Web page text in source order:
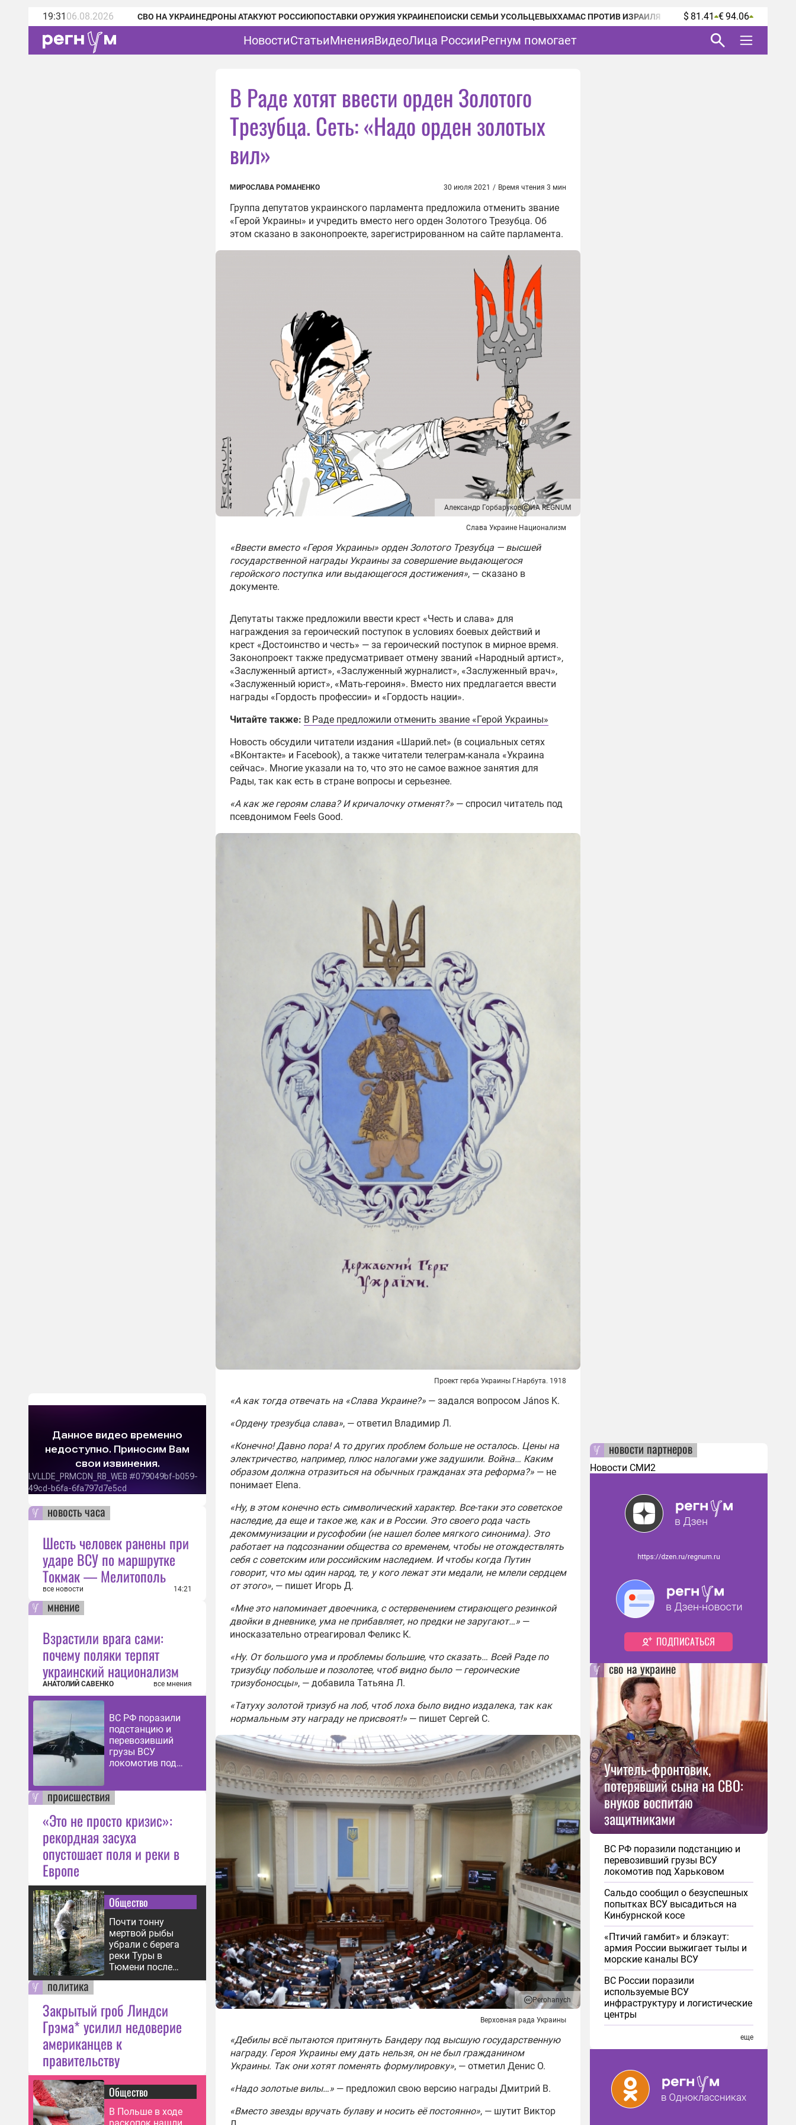
19:31 06.08.2026 СВО НА УКРАИНЕДРОНЫ АТАКУЮТ РОССИЮПОСТАВКИ ОРУЖИЯ УКРАИНЕПОИСКИ СЕМЬИ УСОЛЬЦЕВЫХХАМАС ПРОТИВ ИЗРАИЛЯ $ 81.41 € 94.06
НовостиСтатьиМненияВидеоЛица РоссииРегнум помогает
новость часа
Шесть человек ранены при
ударе ВСУ по маршрутке
Токмак — Мелитополь
все новости 14:21
мнение
Взрастили врага сами:
почему поляки терпят
украинский национализм
АНАТОЛИЙ САВЕНКО все мнения
ВС РФ поразили
подстанцию и
перевозивший
грузы ВСУ
локомотив под
происшествия
«Это не просто кризис»:
рекордная засуха
опустошает поля и реки в
Европе
Общество
Почти тонну
мертвой рыбы
убрали с берега
реки Туры в
Тюмени после
паводка
политика
Закрытый гроб Линдси
Грэма* усилил недоверие
американцев к
правительству
Общество
В Польше в ходе
В Раде хотят ввести орден Золотого
Трезубца. Сеть: «Надо орден золотых
вил»
МИРОСЛАВА РОМАНЕНКО 30 июля 2021 / Время чтения 3 мин
Группа депутатов украинского парламента предложила отменить звание
«Герой Украины» и учредить вместо него орден Золотого Трезубца. Об
этом сказано в законопроекте, зарегистрированном на сайте парламента.
Александр Горбаруков ИА REGNUM
Слава Украине Национализм
«Ввести вместо «Героя Украины» орден Золотого Трезубца — высшей
государственной награды Украины за совершение выдающегося
геройского поступка или выдающегося достижения», — сказано в
документе.
Депутаты также предложили ввести крест «Честь и слава» для
награждения за героический поступок в условиях боевых действий и
крест «Достоинство и честь» — за героический поступок в мирное время.
Законопроект также предусматривает отмену званий «Народный артист»,
«Заслуженный артист», «Заслуженный журналист», «Заслуженный врач»,
«Заслуженный юрист», «Мать-героиня». Вместо них предлагается ввести
награды «Гордость профессии» и «Гордость нации».
Читайте также: В Раде предложили отменить звание «Герой Украины»
Новость обсудили читатели издания «Шарий.net» (в социальных сетях
«ВКонтакте» и Facebook), а также читатели телеграм-канала «Украина
сейчас». Многие указали на то, что это не самое важное занятия для
Рады, так как есть в стране вопросы и серьезнее.
«А как же героям слава? И кричалочку отменят?» — спросил читатель под
псевдонимом Feels Good.
Проект герба Украины Г.Нарбута. 1918
«А как тогда отвечать на «Слава Украине?» — задался вопросом János K.
«Ордену трезубца слава», — ответил Владимир Л.
«Конечно! Давно пора! А то других проблем больше не осталось. Цены на
электричество, например, плюс налогами уже задушили. Война… Каким
образом должна отразиться на обычных гражданах эта реформа?» — не
понимает Elena.
«Ну, в этом конечно есть символический характер. Все-таки это советское
наследие, да еще и такое же, как и в России. Это своего рода часть
декоммунизации и русофобии (не нашел более мягкого синонима). Это
работает на подсознании общества со временем, чтобы не отождествлять
себя с советским или российским наследием. И чтобы когда Путин
говорит, что мы один народ, те, у кого лежат эти медали, не млели сердцем
от этого», — пишет Игорь Д.
«Мне это напоминает двоечника, с остервенением стирающего резинкой
двойки в дневнике, ума не прибавляет, но предки не заругают…» —
иносказательно отреагировал Феликс К.
«Ну. От большого ума и проблемы большие, что сказать… Всей Раде по
тризубцу побольше и позолотее, чтоб видно было — героические
тризубоносцы», — добавила Татьяна Л.
«Татуху золотой тризуб на лоб, чтоб лоха было видно издалека, так как
нормальным эту награду не присвоят!» — пишет Сергей С.
Perohanych
Верховная рада Украины
«Дебилы всё пытаются притянуть Бандеру под высшую государственную
награду. Героя Украины ему дать нельзя, он не был гражданином
Украины. Так они хотят поменять формулировку», — отметил Денис О.
«Надо золотые вилы…» — предложил свою версию награды Дмитрий В.
«Вместо звезды вручать булаву и носить её постоянно», — шутит Виктор
новости партнеров
Новости СМИ2
сво на украине
Учитель-фронтовик,
потерявший сына на СВО:
внуков воспитаю
защитниками
ВС РФ поразили подстанцию и
перевозивший грузы ВСУ
локомотив под Харьковом
Сальдо сообщил о безуспешных
попытках ВСУ высадиться на
Кинбурнской косе
«Птичий гамбит» и блэкаут:
армия России выжигает тылы и
морские каналы ВСУ
ВС России поразили
используемые ВСУ
инфраструктуру и логистические
центры
еще